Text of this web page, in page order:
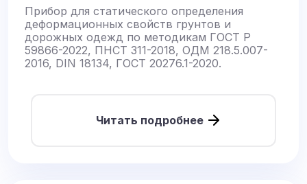
Прибор для статического определения
деформационных свойств грунтов и
дорожных одежд по методикам ГОСТ Р
59866-2022, ПНСТ 311-2018, ОДМ 218.5.007-
2016, DIN 18134, ГОСТ 20276.1-2020.
Читать подробнее